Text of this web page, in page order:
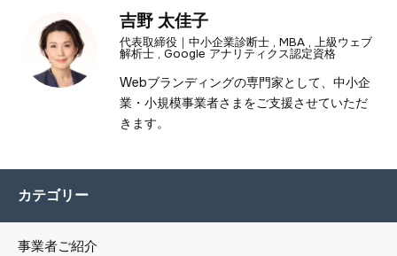
吉野 太佳子
代表取締役｜中小企業診断士 , MBA , 上級ウェブ
解析士 , Google アナリティクス認定資格
Webブランディングの専門家として、中小企
業・小規模事業者さまをご支援させていただ
きます。
カテゴリー
事業者ご紹介